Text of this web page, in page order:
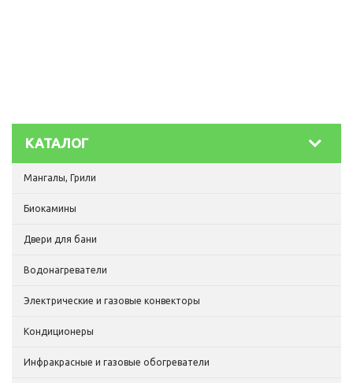
КАТАЛОГ
Мангалы, Грили
Биокамины
Двери для бани
Водонагреватели
Электрические и газовые конвекторы
Кондиционеры
Инфракрасные и газовые обогреватели